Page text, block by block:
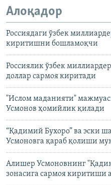
Алоқадор
Россиядаги ўзбек
киритишни бошламоқчи
Россиялик ўзбек
доллар сармоя киритади
"Ислом маданияти"
Усмонов ҳомийлик қилади
“Қадимий Бухоро” ва эски
Усмоновга қараб қолиши
Алишер Усмоновнинг
зонасига сармоя киритиши